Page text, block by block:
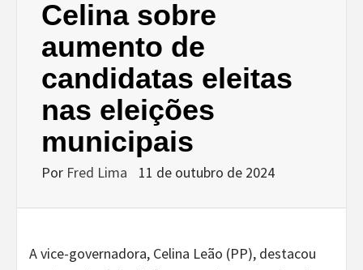
Celina sobre
aumento de
candidatas eleitas
nas eleições
municipais
Por Fred Lima 11 de outubro de 2024
A vice-governadora, Celina Leão (PP), destacou